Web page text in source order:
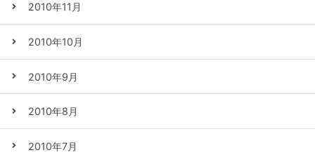
2010年11月
2010年10月
2010年9月
2010年8月
2010年7月